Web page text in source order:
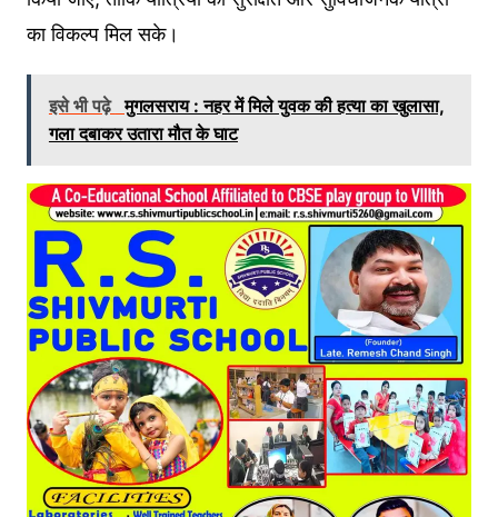
का विकल्प मिल सके।
इसे भी पढ़े मुगलसराय : नहर में मिले युवक की हत्या का खुलासा,
गला दबाकर उतारा मौत के घाट